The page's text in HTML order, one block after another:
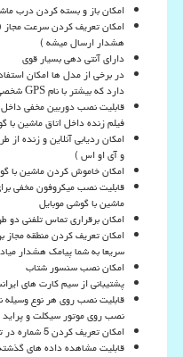
امکان باز و بسته کردن درب
امکان تعریف کردن سرعت
هشدار ارسال میشه )
دارای آنتی دهی بسیار قوی
در برخی از مدل ها امکان
دارد که بیشتر با نامGPS
قابلیت نصب دوربین مخفی
فیلم زنده داخل اتاق ماشین با
امکان ردیابی آنلاین و زنده
و آی او اس )
امکان خاموش کردن ماشین با
قابلیت نصب میکروفون مخفی
ماشین با گوشی موبایل
امکان برقراری تماس تلفنی دو
امکان تعریف کردن منطقه مجاز
سریعا به شما پیامک هشدار
امکان نصب سنسور شتاب
پشتیبانی از سیم کارت های
قابلیت نصب روی هر نوع
نصب روی موتور سیکلت و
امکان تعریف کردن 5 شماره در تنظیمات دستگاه به عنوان مدیر دستگاه
قابلیت مشاهده داده های